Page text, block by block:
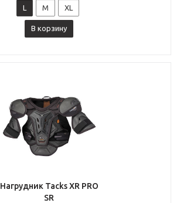
L M XL
В корзину
Нагрудник Tacks XR PRO
SR